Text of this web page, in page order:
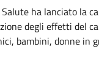
ha lanciato la
degli effetti del
bambini, donne in